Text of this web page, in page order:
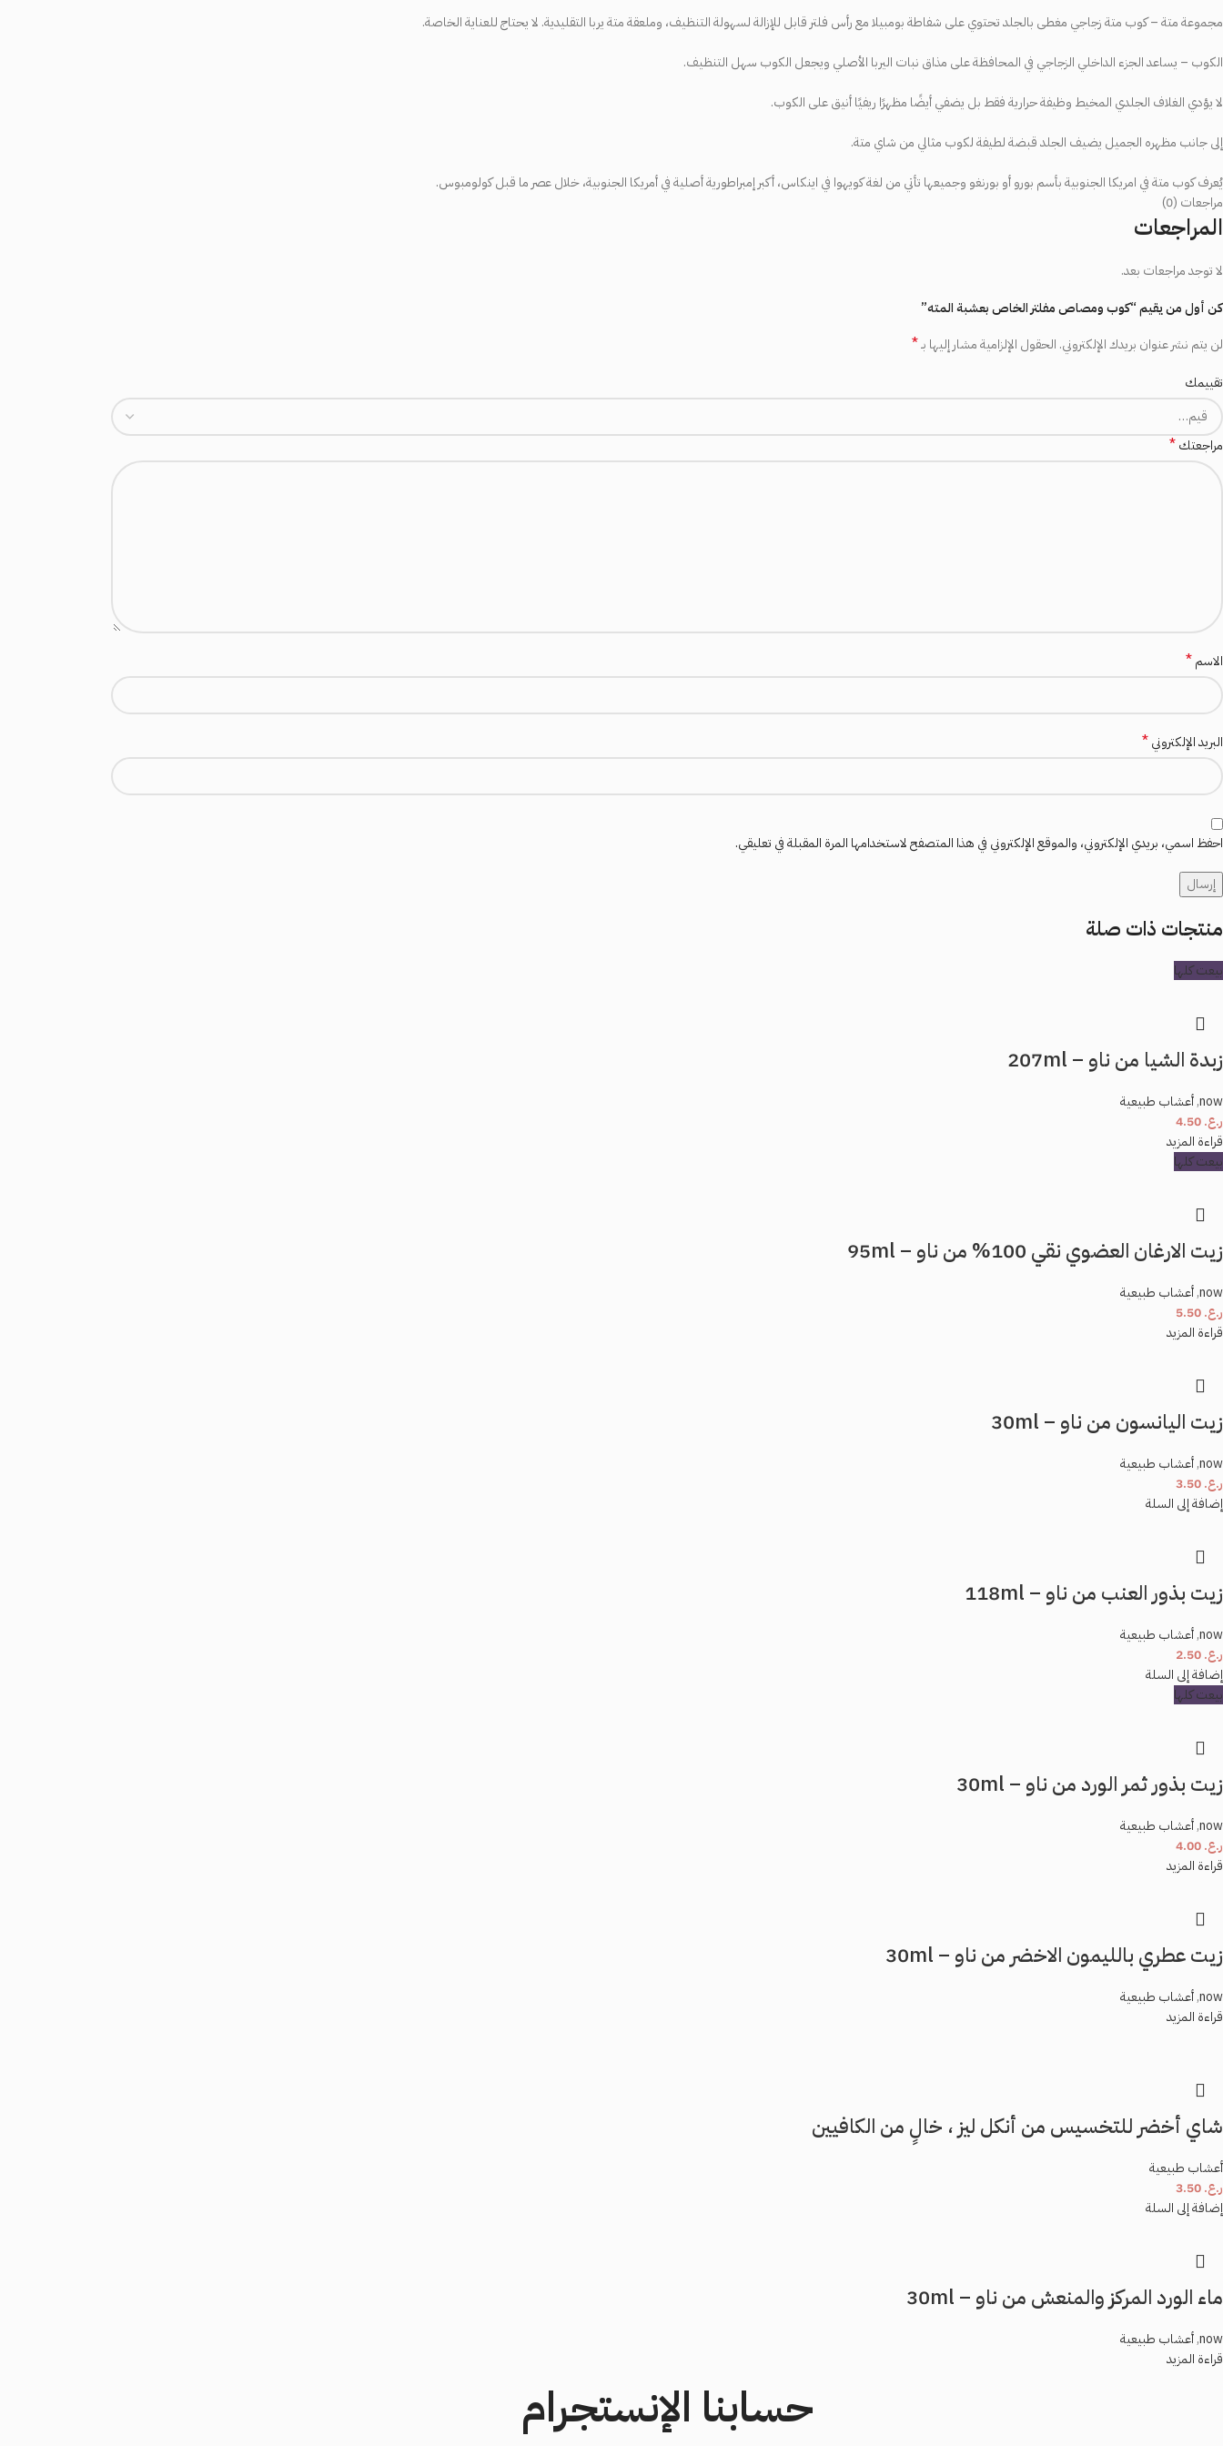
مجموعةمتة–كوب متةزجاجي مغطى بالجلدتحتويعلى شفاطةبومبيلامعرأس فلترقابل للإزالةلسهولةالتنظيف، وملعقةمتةيربا التقليدية. لايحتاجللعنايةالخاصة.
الكوب – يساعدالجزء الداخلي الزجاجي في المحافظةعلى مذاق نبات اليربا الأصلي ويجعل الكوب سهل التنظيف.
لايؤدي الغلاف الجلدي المخيط وظيفةحراريةفقط بل يضفيأيضًا مظهرًا ريفيًاأنيقعلى الكوب.
إلىجانب مظهره الجميل يضيف الجلدقبضةلطيفةلكوب مثالي من شاي متة.
يُعرفكوب متةفي امريكا الجنوبيةبأسم بوروأو بورنغو وجميعها تأتي من لغةكويهوا في اينكاس،أكبرإمبراطوريةأصليةفيأمريكا الجنوبية،خلالعصرما قبلكولومبوس.
مراجعات (0)
المراجعات
لا توجد مراجعات بعد.
كن أول من يقيم “كوب ومصاص مفلتر الخاص بعشبة المته”
لن يتم نشر عنوان بريدك الإلكتروني. الحقول الإلزامية مشار إليها بـ*
تقييمك
مراجعتك*
الاسم*
البريد الإلكتروني*
احفظ اسمي، بريدي الإلكتروني، والموقع الإلكتروني في هذا المتصفح لاستخدامها المرة المقبلة في تعليقي.
منتجات ذات صلة
بيعت كلها
زبدة الشيا من ناو – 207ml
now
,أعشاب طبيعية
ر.ع.
قراءة المزيد
بيعت كلها
زيت الارغان العضوي نقي 100% من ناو – 95ml
now
,أعشاب طبيعية
ر.ع.
قراءة المزيد
زيت اليانسون من ناو – 30ml
now
,أعشاب طبيعية
ر.ع.
إضافة إلى السلة
زيت بذور العنب من ناو – 118ml
now
,أعشاب طبيعية
ر.ع.
إضافة إلى السلة
بيعت كلها
زيت بذور ثمر الورد من ناو – 30ml
now
,أعشاب طبيعية
ر.ع.
قراءة المزيد
زيت عطري بالليمون الاخضر من ناو – 30ml
now
,أعشاب طبيعية
قراءة المزيد
شاي أخضر للتخسيس من أنكل ليز ، خالٍ من الكافيين
أعشاب طبيعية
ر.ع.
إضافة إلى السلة
ماء الورد المركز والمنعش من ناو – 30ml
now
,أعشاب طبيعية
قراءة المزيد
حسابنا الإنستجرام